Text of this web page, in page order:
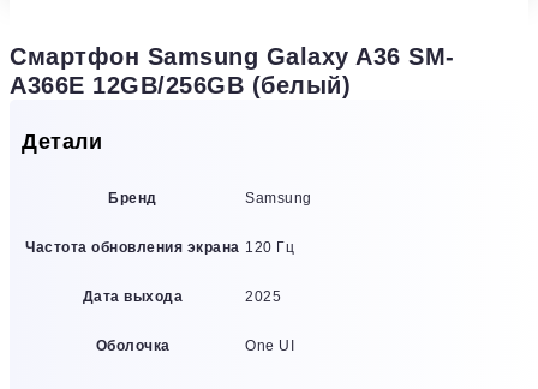
Смартфон Samsung Galaxy A36 SM-
A366E 12GB/256GB (белый)
Детали
Бренд Samsung
Частота обновления экрана 120 Гц
Дата выхода 2025
Оболочка One UI